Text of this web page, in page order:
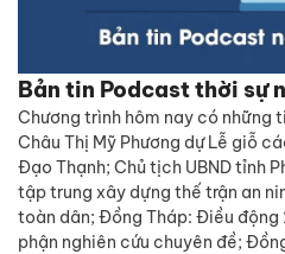
Bản tin Podcast thời
Chương trình hôm nay có những
Châu Thị Mỹ Phương dự Lễ giỗ
Đạo Thạnh; Chủ tịch UBND tỉnh
tập trung xây dựng thế trận an
toàn dân; Đồng Tháp: Điều động
phận nghiên cứu chuyên đề;